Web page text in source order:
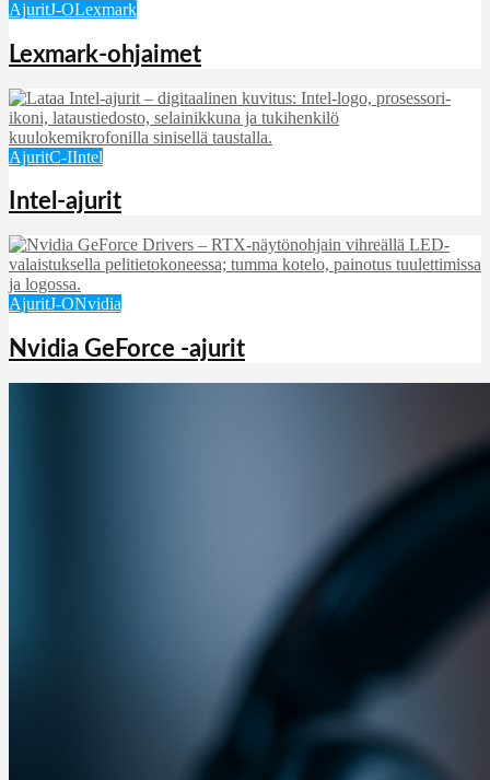
AjuritJ-OLexmark
Lexmark-ohjaimet
AjuritC-IIntel
Intel-ajurit
AjuritJ-ONvidia
Nvidia GeForce -ajurit